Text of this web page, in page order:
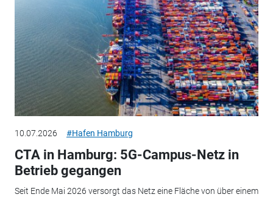
10.07.2026 #Hafen Hamburg
CTA in Hamburg: 5G-Campus-Netz in
Betrieb gegangen
Seit Ende Mai 2026 versorgt das Netz eine Fläche von über einem